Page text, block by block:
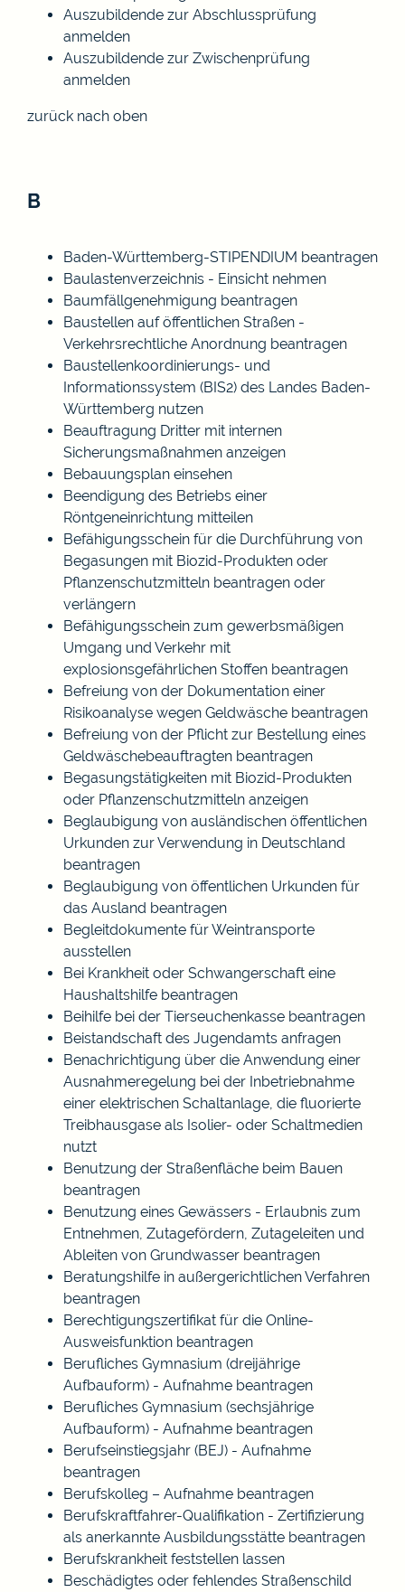
Auszubildende zur Abschlussprüfung
anmelden
Auszubildende zur Zwischenprüfung
anmelden
zurück nach oben
B
Baden-Württemberg-STIPENDIUM beantragen
Baulastenverzeichnis - Einsicht nehmen
Baumfällgenehmigung beantragen
Baustellen auf öffentlichen Straßen -
Verkehrsrechtliche Anordnung beantragen
Baustellenkoordinierungs- und
Informationssystem (BIS2) des Landes Baden-
Württemberg nutzen
Beauftragung Dritter mit internen
Sicherungsmaßnahmen anzeigen
Bebauungsplan einsehen
Beendigung des Betriebs einer
Röntgeneinrichtung mitteilen
Befähigungsschein für die Durchführung von
Begasungen mit Biozid-Produkten oder
Pflanzenschutzmitteln beantragen oder
verlängern
Befähigungsschein zum gewerbsmäßigen
Umgang und Verkehr mit
explosionsgefährlichen Stoffen beantragen
Befreiung von der Dokumentation einer
Risikoanalyse wegen Geldwäsche beantragen
Befreiung von der Pflicht zur Bestellung eines
Geldwäschebeauftragten beantragen
Begasungstätigkeiten mit Biozid-Produkten
oder Pflanzenschutzmitteln anzeigen
Beglaubigung von ausländischen öffentlichen
Urkunden zur Verwendung in Deutschland
beantragen
Beglaubigung von öffentlichen Urkunden für
das Ausland beantragen
Begleitdokumente für Weintransporte
ausstellen
Bei Krankheit oder Schwangerschaft eine
Haushaltshilfe beantragen
Beihilfe bei der Tierseuchenkasse beantragen
Beistandschaft des Jugendamts anfragen
Benachrichtigung über die Anwendung einer
Ausnahmeregelung bei der Inbetriebnahme
einer elektrischen Schaltanlage, die fluorierte
Treibhausgase als Isolier- oder Schaltmedien
nutzt
Benutzung der Straßenfläche beim Bauen
beantragen
Benutzung eines Gewässers - Erlaubnis zum
Entnehmen, Zutagefördern, Zutageleiten und
Ableiten von Grundwasser beantragen
Beratungshilfe in außergerichtlichen Verfahren
beantragen
Berechtigungszertifikat für die Online-
Ausweisfunktion beantragen
Berufliches Gymnasium (dreijährige
Aufbauform) - Aufnahme beantragen
Berufliches Gymnasium (sechsjährige
Aufbauform) - Aufnahme beantragen
Berufseinstiegsjahr (BEJ) - Aufnahme
beantragen
Berufskolleg – Aufnahme beantragen
Berufskraftfahrer-Qualifikation - Zertifizierung
als anerkannte Ausbildungsstätte beantragen
Berufskrankheit feststellen lassen
Beschädigtes oder fehlendes Straßenschild